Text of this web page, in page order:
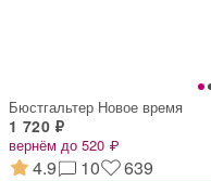
Бюстгальтер Новое время
1 720 ₽
вернём до 520 ₽
4.9 10 639